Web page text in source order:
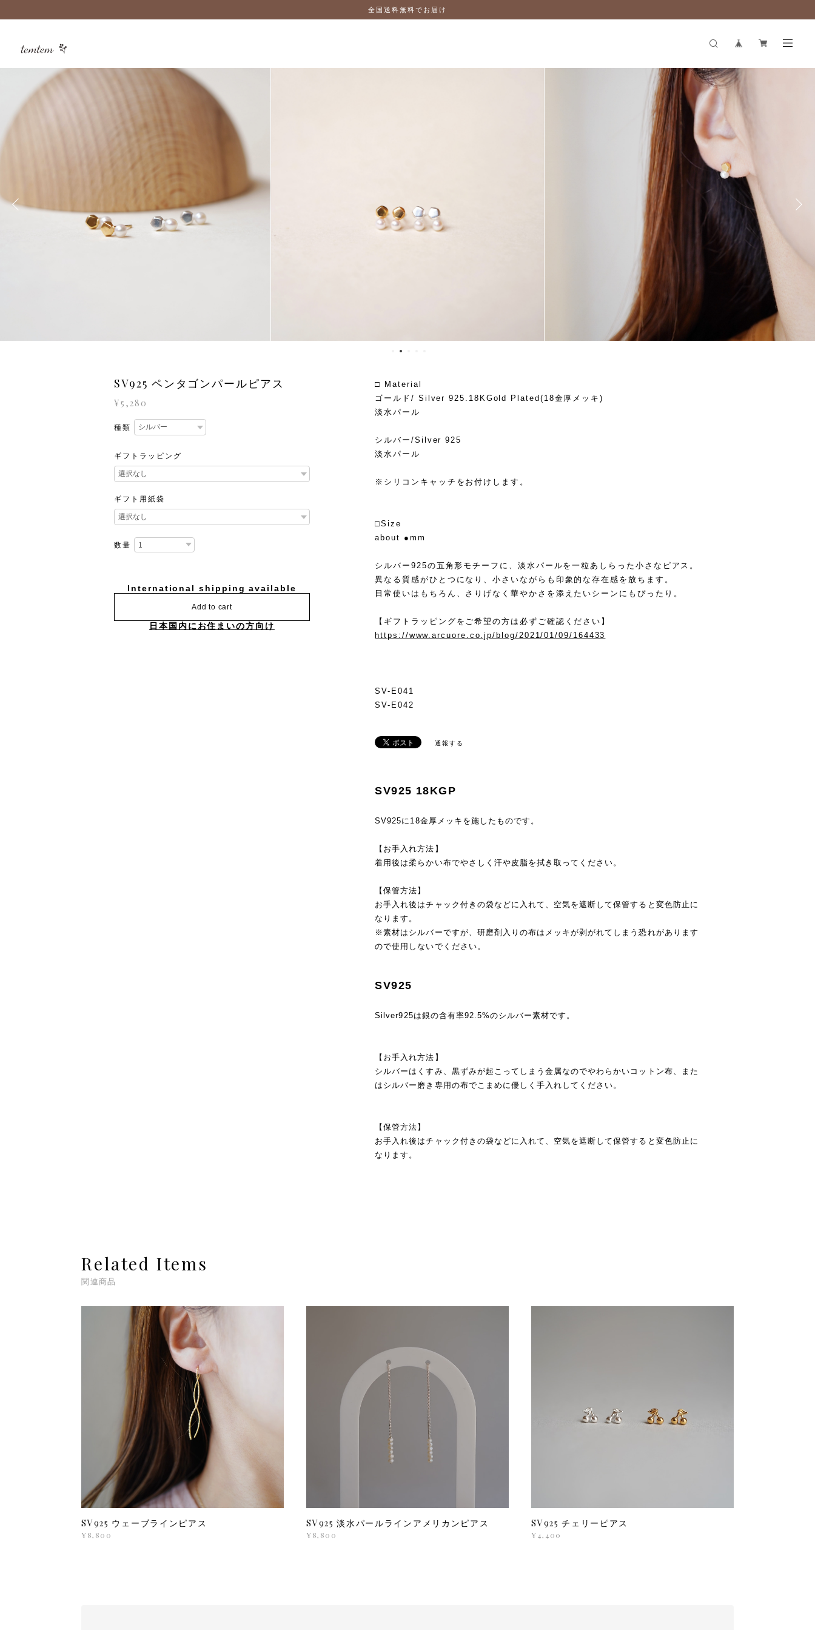
全国送料無料でお届け
SV925 ペンタゴンパールピアス
¥5,280
種類
ギフトラッピング
ギフト用紙袋
数量
International shipping available
Add to cart
日本国内にお住まいの方向け
□ Material
ゴールド/ Silver 925.18KGold Plated(18金厚メッキ)
淡水パール
シルバー/Silver 925
淡水パール
※シリコンキャッチをお付けします。
□Size
about ●mm
シルバー925の五角形モチーフに、淡水パールを一粒あしらった小さなピアス。
異なる質感がひとつになり、小さいながらも印象的な存在感を放ちます。
日常使いはもちろん、さりげなく華やかさを添えたいシーンにもぴったり。
【ギフトラッピングをご希望の方は必ずご確認ください】
https://www.arcuore.co.jp/blog/2021/01/09/164433
SV-E041
SV-E042
通報する
SV925 18KGP
SV925に18金厚メッキを施したものです。
【お手入れ方法】
着用後は柔らかい布でやさしく汗や皮脂を拭き取ってください。
【保管方法】
お手入れ後はチャック付きの袋などに入れて、空気を遮断して保管すると変色防止に
なります。
※素材はシルバーですが、研磨剤入りの布はメッキが剥がれてしまう恐れがあります
ので使用しないでください。
SV925
Silver925は銀の含有率92.5%のシルバー素材です。
【お手入れ方法】
シルバーはくすみ、黒ずみが起こってしまう金属なのでやわらかいコットン布、また
はシルバー磨き専用の布でこまめに優しく手入れしてください。
【保管方法】
お手入れ後はチャック付きの袋などに入れて、空気を遮断して保管すると変色防止に
なります。
Related Items
関連商品
SV925 ウェーブラインピアス
¥8,800
SV925 淡水パールラインアメリカンピアス
¥8,800
SV925 チェリーピアス
¥4,400